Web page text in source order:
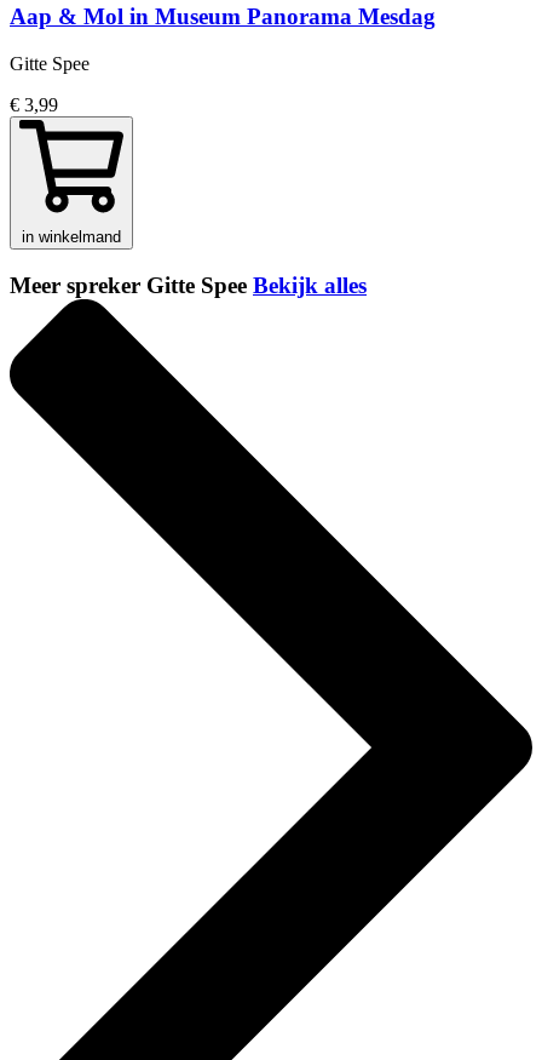
Aap & Mol in Museum Panorama Mesdag
Gitte Spee
€ 3,99
in winkelmand
Meer spreker Gitte Spee Bekijk alles